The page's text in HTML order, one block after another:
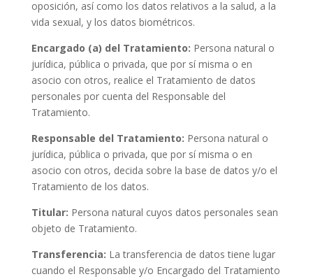
oposición, así como los datos relativos a la salud, a la
vida sexual, y los datos biométricos.
Encargado (a) del Tratamiento: Persona natural o
jurídica, pública o privada, que por sí misma o en
asocio con otros, realice el Tratamiento de datos
personales por cuenta del Responsable del
Tratamiento.
Responsable del Tratamiento: Persona natural o
jurídica, pública o privada, que por sí misma o en
asocio con otros, decida sobre la base de datos y/o el
Tratamiento de los datos.
Titular: Persona natural cuyos datos personales sean
objeto de Tratamiento.
Transferencia: La transferencia de datos tiene lugar
cuando el Responsable y/o Encargado del Tratamiento